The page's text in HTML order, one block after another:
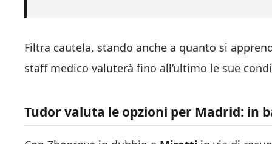
Filtra cautela, stando anche a quanto si
staff medico valuterà fino all’ultimo le sue
Tudor valuta le opzioni per Madrid: in